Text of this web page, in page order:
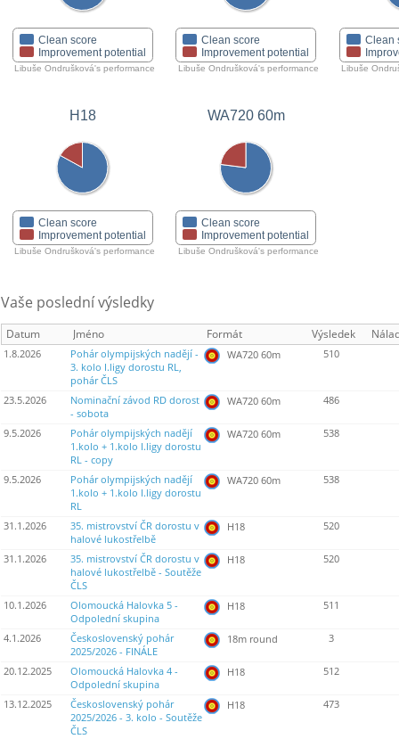
Clean score
Improvement potential
Libuše Ondrušková's performance
Clean score
Improvement potential
Libuše Ondrušková's performance
Clean
Libuše
H18
Clean score
Improvement potential
Libuše Ondrušková's performance
WA720 60m
Clean score
Improvement potential
Libuše Ondrušková's performance
Vaše poslední výsledky
Datum Jméno Formát Výsledek
1.8.2026
Pohár olympijských nadějí -
3. kolo I.ligy dorostu RL,
pohár ČLS
WA720 60m 510
23.5.2026
Nominační závod RD dorost
- sobota
WA720 60m 486
9.5.2026
Pohár olympijských nadějí
1.kolo + 1.kolo I.ligy dorostu
RL - copy
WA720 60m 538
9.5.2026
Pohár olympijských nadějí
1.kolo + 1.kolo I.ligy dorostu
RL
WA720 60m 538
31.1.2026
35. mistrovství ČR dorostu v
halové lukostřelbě
H18 520
31.1.2026
35. mistrovství ČR dorostu v
halové lukostřelbě - Soutěže
ČLS
H18 520
10.1.2026
Olomoucká Halovka 5 -
Odpolední skupina
H18 511
4.1.2026
Československý pohár
2025/2026 - FINÁLE
18m round 3
20.12.2025
Olomoucká Halovka 4 -
Odpolední skupina
H18 512
13.12.2025
Československý pohár
2025/2026 - 3. kolo - Soutěže
ČLS
H18 473